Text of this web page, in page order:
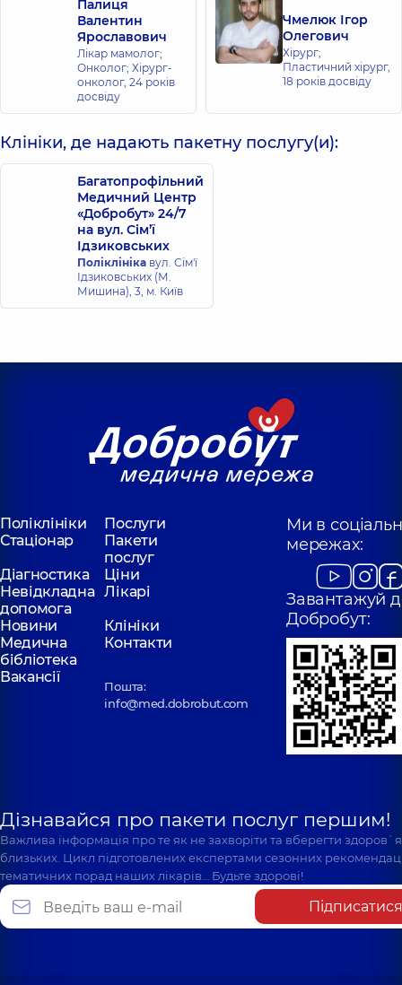
Палиця
Валентин
Ярославович
Лікар мамолог;
Онколог; Хірург-
онколог, 24 років
досвіду
Чмелюк Ігор
Олегович
Хірург;
Пластичний хірург,
18 років досвіду
Клініки, де надають пакетну послугу(и):
Багатопрофільний
Медичний Центр
«Добробут» 24/7
на вул. Сім’ї
Ідзиковських
Поліклініка вул. Сім'ї
Ідзиковських (М.
Мишина), 3, м. Київ
Поліклініки
Послуги
Стаціонар
Пакети
послуг
Діагностика
Ціни
Невідкладна
допомога
Лікарі
Новини
Клініки
Медична
бібліотека
Контакти
Вакансії
Пошта:
info@med.dobrobut.com
Ми в
мережах:
Завантажуй
Добробут:
Дізнавайся про пакети послуг першим!
Важлива інформація про те як не захворіти та вберегти
близьких. Цикл підготовлених експертами сезонних
тематичних порад наших лікарів… Будьте здорові!
Підписатися